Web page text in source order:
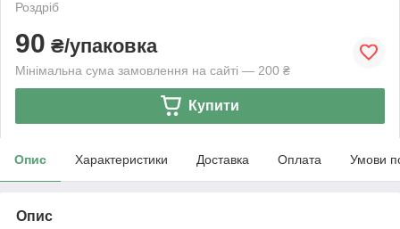
Роздріб
90 ₴/упаковка
Мінімальна сума замовлення на сайті — 200 ₴
Купити
Опис Характеристики Доставка Оплата Умови
Опис